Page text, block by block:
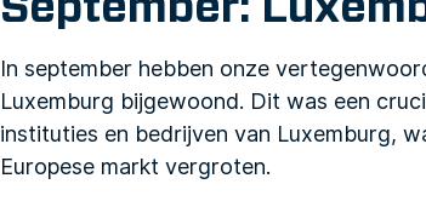
In september hebben onze
Luxemburg bijgewoond. Dit was een
instituties en bedrijven van Luxemburg,
Europese markt vergroten.